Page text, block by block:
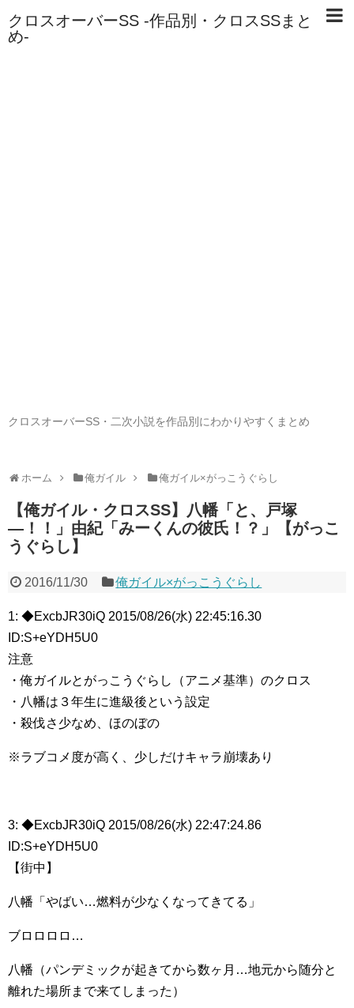
クロスオーバーSS -作品別・クロスSSまと
め-
クロスオーバーSS・二次小説を作品別にわかりやすくまとめ
ホーム 俺ガイル 俺ガイル×がっこうぐらし
【俺ガイル・クロスSS】八幡「と、戸塚
―！！」由紀「みーくんの彼氏！？」【がっこ
うぐらし】
2016/11/30 俺ガイル×がっこうぐらし
1: ◆ExcbJR30iQ 2015/08/26(水) 22:45:16.30
ID:S+eYDH5U0
注意
・俺ガイルとがっこうぐらし（アニメ基準）のクロス
・八幡は３年生に進級後という設定
・殺伐さ少なめ、ほのぼの
※ラブコメ度が高く、少しだけキャラ崩壊あり
3: ◆ExcbJR30iQ 2015/08/26(水) 22:47:24.86
ID:S+eYDH5U0
【街中】
八幡「やばい…燃料が少なくなってきてる」
ブロロロロ…
八幡（パンデミックが起きてから数ヶ月…地元から随分と
離れた場所まで来てしまった）